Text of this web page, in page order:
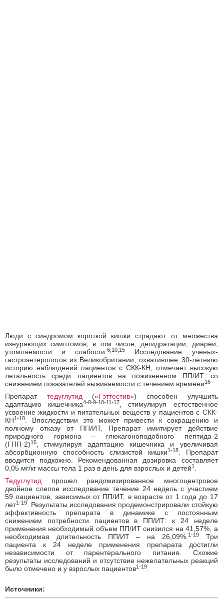
Люди с синдромом короткой кишки страдают от множества
изнуряющих симптомов, в том числе, дегидратации, диареи,
утомляемости и слабости.6,10,15
Исследование ученых-
гастроэнтерологов из Великобритании, охватившее 30-летнюю
историю наблюдений пациентов с СКК-КН, отмечает высокую
летальность среди пациентов на пожизненном ПП/ИТ со
снижением показателей выживаемости с течением времени16
Препарат тедуглутид («Гэттестив») способен улучшить
адаптацию кишечника4-8-9-10-11-17
, стимулируя естественное
усвоение жидкости и питательных веществ у пациентов с СКК-
КН1-18
. Впоследствии это может привести к сокращению и
полному отказу от ПП/ИТ. Препарат имитирует действие
природного гормона – глюкагоноподобного пептида-2
(ГПП-2)16
стимулируя адаптацию кишечника и увеличивая
абсорбционную способность слизистой кишки1-18. Препарат
вводится подкожно. Рекомендованная дозировка составляет
0,05 мг/кг массы тела 1 раз в день для взрослых и детей1
Тедуглутид прошел рандомизированное многоцентровое
двойное слепое исследование течение 24 недель с участием
59 пациентов, зависимых от ПП/ИТ, в возрасте от 1 года до 17
лет1-19
. Результаты исследования продемонстрировали стойкую
эффективность препарата в динамике с постоянным
снижением потребности пациентов в ПП/ИТ: к 24 неделе
применения необходимый объем ПП/ИТ снизился на 41,57%, а
необходимая длительность ПП/ИТ – на 26,09%. 1-19Три
пациента к 24 неделе применения препарата достигли
независимости от парентерального питания. Схожие
результаты исследований и отсутствие нежелательных реакций
было отмечено и у взрослых пациентов1-19
Источники: